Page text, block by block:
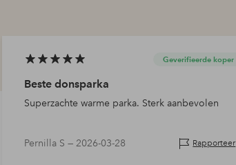
Geverifieerde koper
Beste donsparka
Superzachte warme parka. Sterk aanbevolen
Pernilla S — 2026-03-28 Rapporteer